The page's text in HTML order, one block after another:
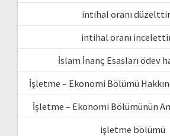
intihal oranı
intihal oranı
İslam İnanç Esasları ödev
İşletme – Ekonomi Bölümü
İşletme – Ekonomi Bölümünün
işletme bölümü